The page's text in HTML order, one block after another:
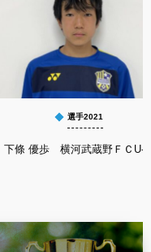
選手2021
下條 優歩 横河武蔵野ＦＣU-